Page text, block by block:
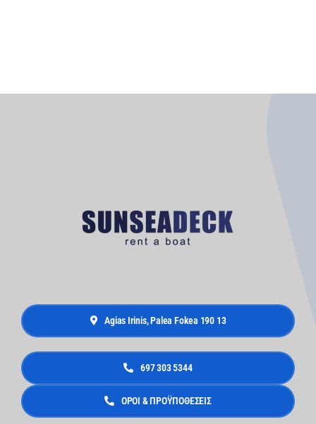
Agias Irinis, Palea Fokea 190 13
697 303 5344
ΟΡΟΙ & ΠΡΟΫΠΟΘΕΣΕΙΣ